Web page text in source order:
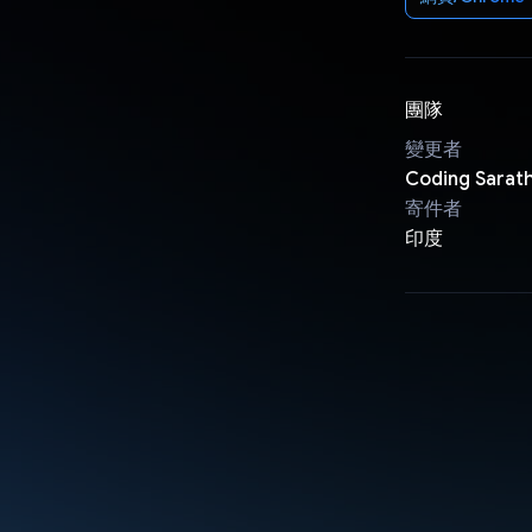
團隊
變更者
Coding
寄件者
印度